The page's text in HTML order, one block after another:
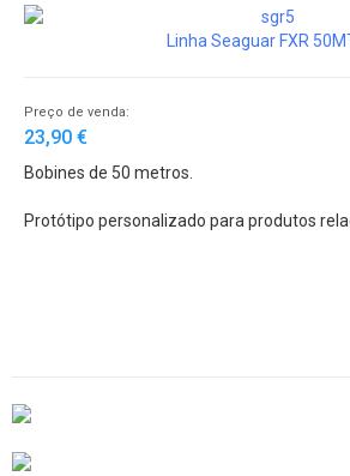
Linha Seaguar FXR
Preço de venda:
23,90 €
Bobines de 50 metros.
Protótipo personalizado para produtos